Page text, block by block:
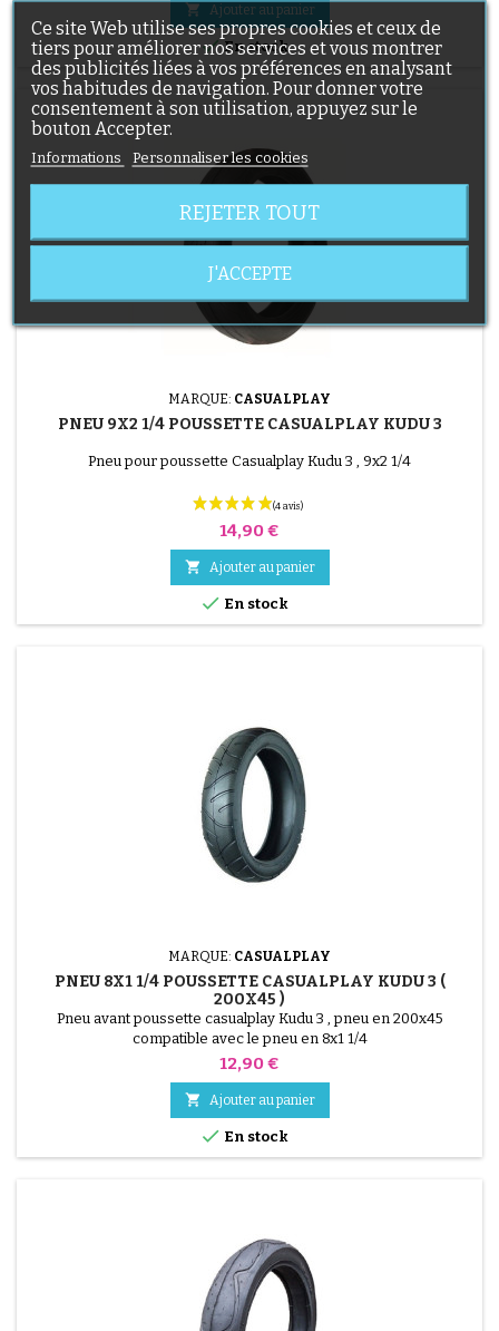
 Ajouter au panier
En stock
MARQUE: CASUALPLAY
PNEU 9X2 1/4 POUSSETTE CASUALPLAY KUDU 3
Pneu pour poussette Casualplay Kudu 3 , 9x2 1/4
Prix
14,90 €
 Ajouter au panier
 En stock
MARQUE: CASUALPLAY
PNEU 8X1 1/4 POUSSETTE CASUALPLAY KUDU 3 (
200X45 )
Pneu avant poussette casualplay Kudu 3 , pneu en 200x45
compatible avec le pneu en 8x1 1/4
Prix
12,90 €
 Ajouter au panier
 En stock
Ce site Web utilise ses propres cookies et ceux de
tiers pour améliorer nos services et vous montrer
des publicités liées à vos préférences en analysant
vos habitudes de navigation. Pour donner votre
consentement à son utilisation, appuyez sur le
bouton Accepter.
Informations Personnaliser les cookies
REJETER TOUT
J'ACCEPTE